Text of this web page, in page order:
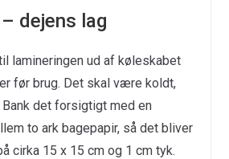
dejens lag
lamineringen ud af køleskabet
før brug. Det skal være koldt,
det forsigtigt med en
to ark bagepapir, så det bliver
cirka 15 x 15 cm og 1 cm tyk.